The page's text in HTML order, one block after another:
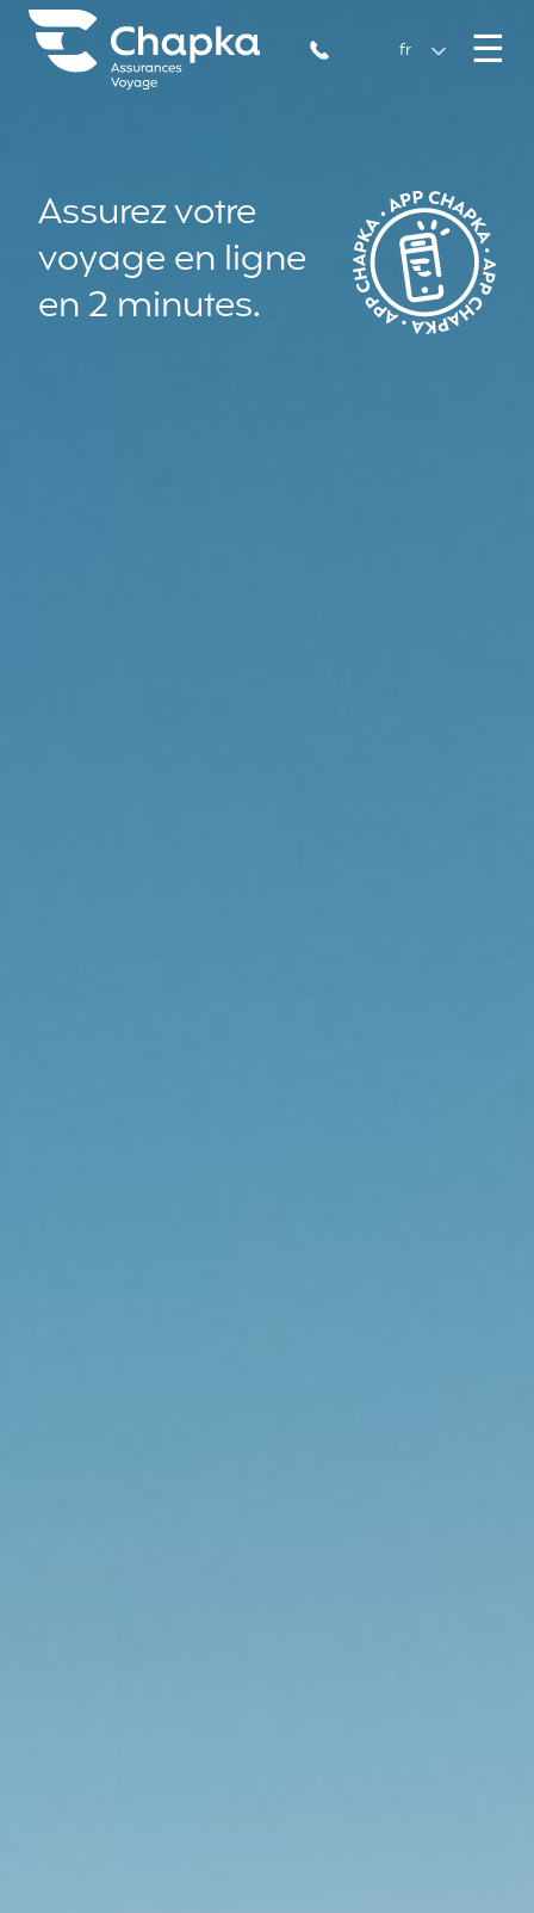
Aller directement au contenu
Chapka Assurances Voyages
+33 1 74 85 50 50
fr ☰
Assurez votre
voyage en ligne
en 2 minutes.